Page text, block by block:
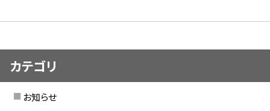
カテゴリ
お知らせ